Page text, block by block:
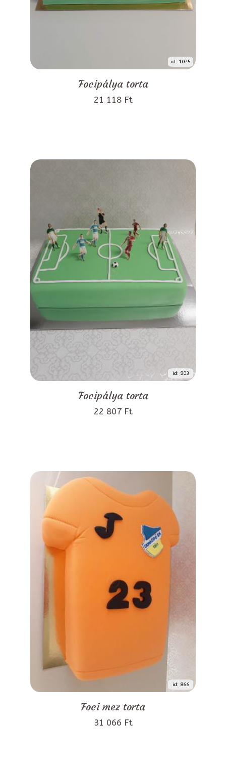
id: 1075
Focipálya torta
21 118 Ft
id: 903
Focipálya torta
22 807 Ft
id: 866
Foci mez torta
31 066 Ft